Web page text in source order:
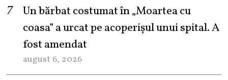
Un bărbat costumat în „Moartea cu
coasa” a urcat pe acoperișul unui spital. A
fost amendat
august 6, 2026